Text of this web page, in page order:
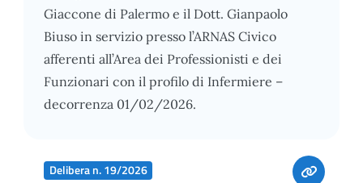
Giaccone di Palermo e il Dott. Gianpaolo
Biuso in servizio presso l’ARNAS Civico
afferenti all’Area dei Professionisti e dei
Funzionari con il profilo di Infermiere –
decorrenza 01/02/2026.
Delibera n. 19/2026